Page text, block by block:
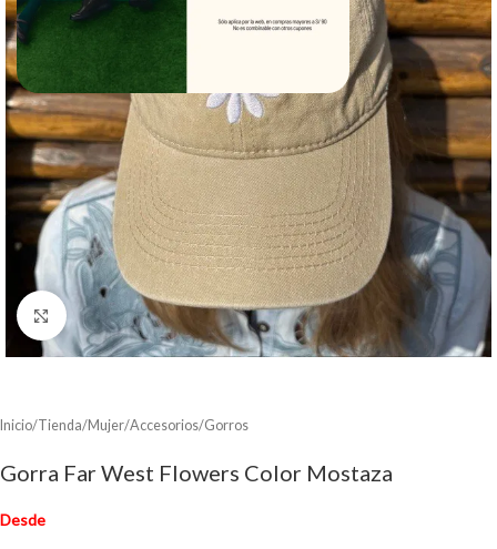
Clic para ampliar
Inicio/Tienda/Mujer/Accesorios/Gorros
Gorra Far West Flowers Color Mostaza
Desde